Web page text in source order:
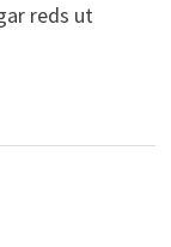
reds ut